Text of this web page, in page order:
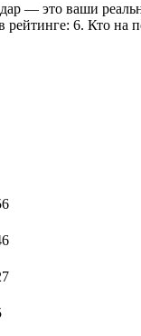
— это ваши
рейтинге: 6. Кто на